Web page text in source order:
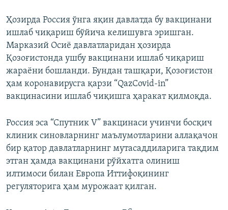
1080p
720p
Ҳозирда Россия ўнга яқин давлатда бу вакцинани
ишлаб чиқариш бўйича келишувга эришган.
Марказий Осиё давлатларидан ҳозирда
Қозоғистонда ушбу вакцинани ишлаб чиқариш
жараёни бошланди. Бундан ташқари, Қозоғистон
ҳам коронавирусга қарзи “QazCovid-in”
вакцинасини ишлаб чиқишга ҳаракат қилмоқда.
Россия эса “Спутник V” вакцинаси учинчи босқич
клиник синовларнинг маълумотларини аллақачон
бир қатор давлатларнинг мутасаддиларига тақдим
этган ҳамда вакцинани рўйхатга олиниш
илтимоси билан Европа Иттифоқининг
регуляторига ҳам мурожаат қилган.